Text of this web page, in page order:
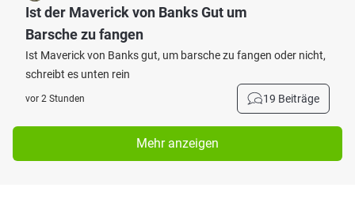
Ist der Maverick von Banks Gut um
Barsche zu fangen
Ist Maverick von Banks gut, um barsche zu fangen oder nicht,
schreibt es unten rein
vor 2 Stunden 19 Beiträge
Mehr anzeigen